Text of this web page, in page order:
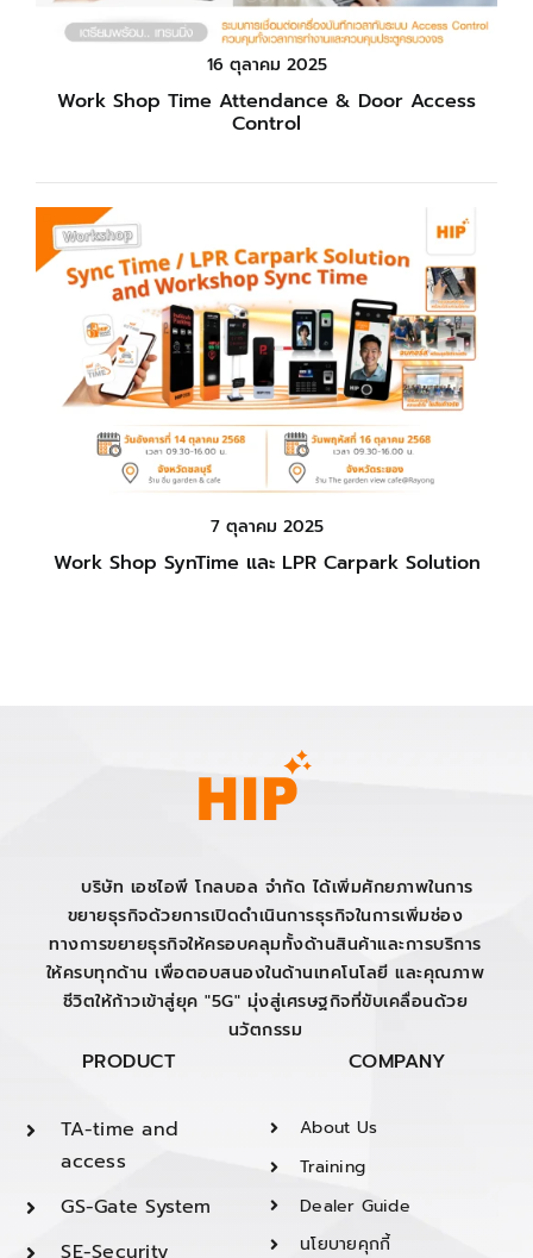
16 ตุลาคม 2025
Work Shop Time Attendance & Door Access
Control
7 ตุลาคม 2025
Work Shop SynTime และ LPR Carpark Solution
บริษัท เอชไอพี โกลบอล จำกัด ได้เพิ่มศักยภาพในการ
ขยายธุรกิจด้วยการเปิดดำเนินการธุรกิจในการเพิ่มช่อง
ทางการขยายธุรกิจให้ครอบคลุมทั้งด้านสินค้าและการบริการ
ให้ครบทุกด้าน เพื่อตอบสนองในด้านเทคโนโลยี และคุณภาพ
ชีวิตให้ก้าวเข้าสู่ยุค "5G" มุ่งสู่เศรษฐกิจที่ขับเคลื่อนด้วย
นวัตกรรม
PRODUCT
TA-time and
access
GS-Gate System
COMPANY
About Us
Training
Dealer Guide
นโยบายคุกกี้